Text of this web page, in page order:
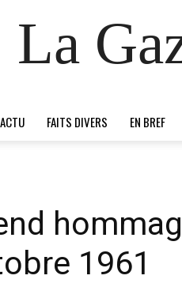
La
ACTU FAITS DIVERS EN BREF
1961